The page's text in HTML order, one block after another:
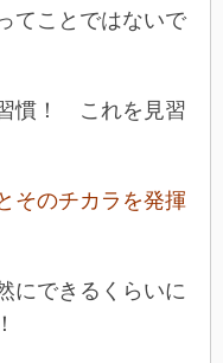
てことではないで
慣！ これを見習
そのチカラを発揮
にできるくらいに